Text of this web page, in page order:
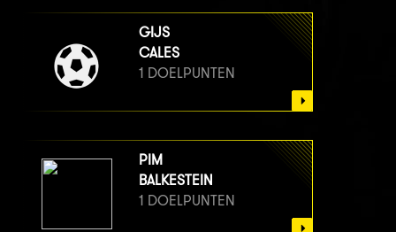
GIJS
CALES
1 DOELPUNTEN
PIM
BALKESTEIN
1 DOELPUNTEN